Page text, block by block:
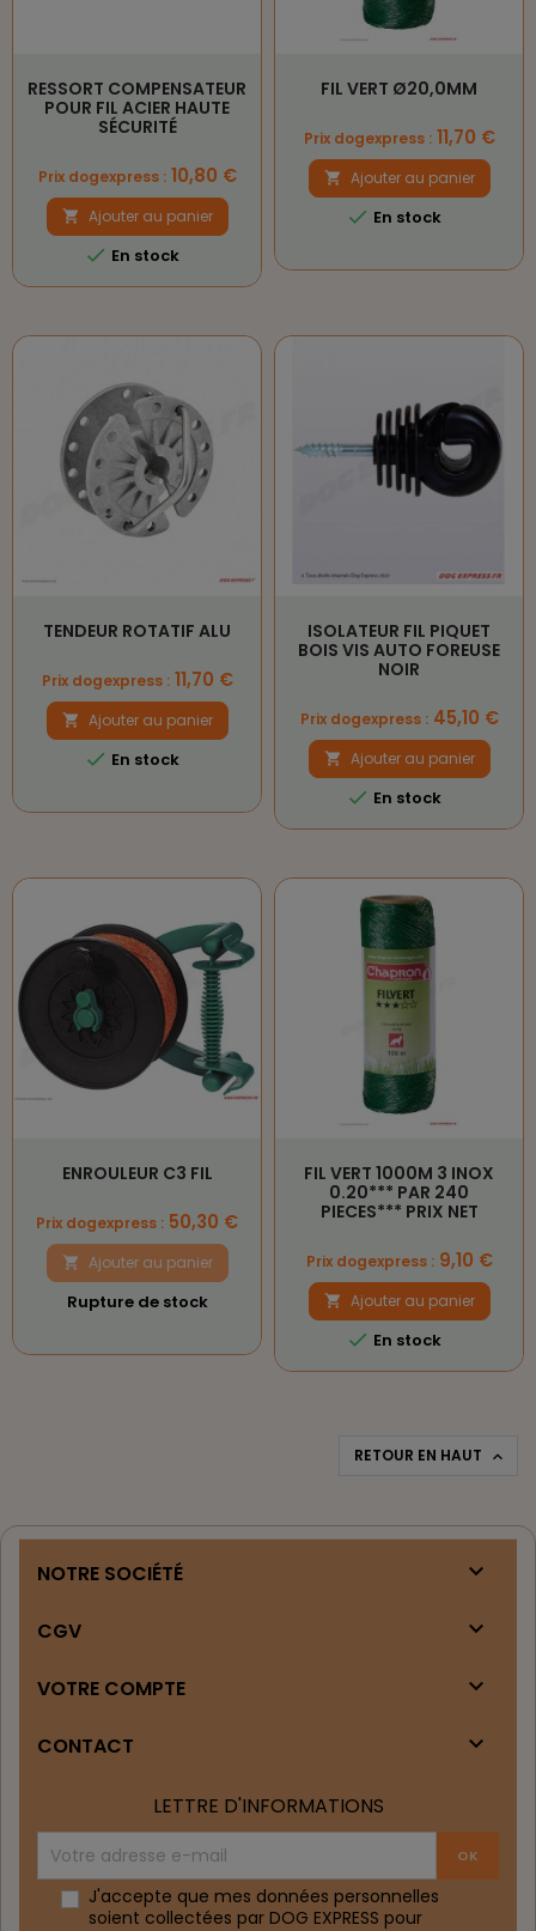
RESSORT COMPENSATEUR
POUR FIL ACIER HAUTE
SÉCURITÉ
Prix
Prix dogexpress :10,80 €
 Ajouter au panier
 En stock
FIL VERT Ø20,0MM
Prix
Prix dogexpress :11,70 €
 Ajouter au panier
 En stock
TENDEUR ROTATIF ALU
Prix
Prix dogexpress :11,70 €
 Ajouter au panier
 En stock
ISOLATEUR FIL PIQUET
BOIS VIS AUTO FOREUSE
NOIR
Prix
Prix dogexpress :45,10 €
 Ajouter au panier
 En stock
ENROULEUR C3 FIL
Prix
Prix dogexpress : 50,30 €
 Ajouter au panier
Rupture de stock
FIL VERT 1000M 3 INOX
0.20*** PAR 240
PIECES*** PRIX NET
Prix
Prix dogexpress :9,10 €
 Ajouter au panier
 En stock
RETOUR EN HAUT 
NOTRE SOCIÉTÉ 
CGV 
VOTRE COMPTE 
CONTACT 
LETTRE D'INFORMATIONS
J'accepte que mes données personnelles
soient collectées par DOG EXPRESS pour